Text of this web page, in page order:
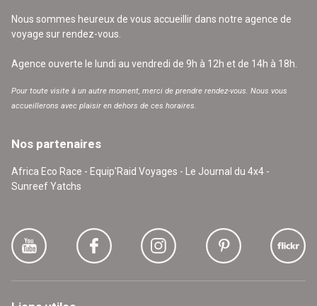
Nous sommes heureux de vous accueillir dans notre agence de
voyage sur rendez-vous.
Agence ouverte le lundi au vendredi de 9h à 12h et de 14h à 18h.
Pour toute visite à un autre moment, merci de prendre rendez-vous. Nous vous
accueillerons avec plaisir en dehors de ces horaires.
Nos partenaires
Africa Eco Race - Equip'Raid Voyages - Le Journal du 4x4 -
Sunreef Yatchs